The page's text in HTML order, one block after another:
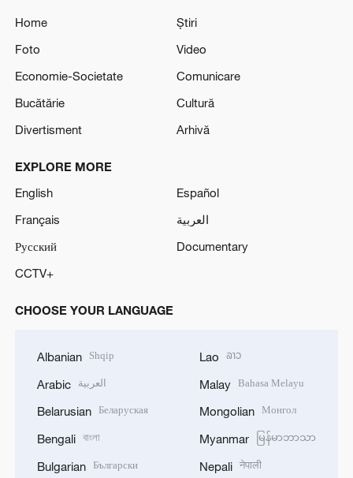
Home
Știri
Foto
Video
Economie-Societate
Comunicare
Bucătărie
Cultură
Divertisment
Arhivă
EXPLORE MORE
English
Español
Français
العربية
Русский
Documentary
CCTV+
CHOOSE YOUR LANGUAGE
Albanian Shqip
Arabic العربية
Belarusian Беларуская
Bengali বাংলা
Bulgarian Български
Lao ລາວ
Malay Bahasa Melayu
Mongolian Монгол
Myanmar မြန်မာဘာသာ
Nepali नेपाली